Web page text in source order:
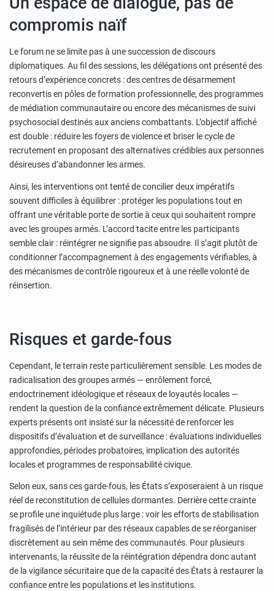
compromis naïf
Le forum ne se limite pas à une succession de discours
diplomatiques. Au fil des sessions, les délégations ont présenté des
retours d’expérience concrets : des centres de désarmement
reconvertis en pôles de formation professionnelle, des programmes
de médiation communautaire ou encore des mécanismes de suivi
psychosocial destinés aux anciens combattants. L’objectif affiché
est double : réduire les foyers de violence et briser le cycle de
recrutement en proposant des alternatives crédibles aux personnes
désireuses d’abandonner les armes.
Ainsi, les interventions ont tenté de concilier deux impératifs
souvent difficiles à équilibrer : protéger les populations tout en
offrant une véritable porte de sortie à ceux qui souhaitent rompre
avec les groupes armés. L’accord tacite entre les participants
semble clair : réintégrer ne signifie pas absoudre. Il s’agit plutôt de
conditionner l’accompagnement à des engagements vérifiables, à
des mécanismes de contrôle rigoureux et à une réelle volonté de
réinsertion.
Risques et garde-fous
Cependant, le terrain reste particulièrement sensible. Les modes de
radicalisation des groupes armés — enrôlement forcé,
endoctrinement idéologique et réseaux de loyautés locales —
rendent la question de la confiance extrêmement délicate. Plusieurs
experts présents ont insisté sur la nécessité de renforcer les
dispositifs d’évaluation et de surveillance : évaluations individuelles
approfondies, périodes probatoires, implication des autorités
locales et programmes de responsabilité civique.
Selon eux, sans ces garde-fous, les États s’exposeraient à un risque
réel de reconstitution de cellules dormantes. Derrière cette crainte
se profile une inquiétude plus large : voir les efforts de stabilisation
fragilisés de l’intérieur par des réseaux capables de se réorganiser
discrètement au sein même des communautés. Pour plusieurs
intervenants, la réussite de la réintégration dépendra donc autant
de la vigilance sécuritaire que de la capacité des États à restaurer la
confiance entre les populations et les institutions.